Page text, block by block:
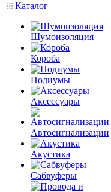
Каталог
Шумоизоляция
Короба
Подиумы
Аксессуары
Автосигнализации
Акустика
Сабвуферы